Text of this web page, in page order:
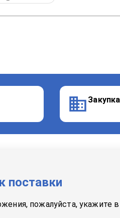
поставки
пожалуйста, укажите